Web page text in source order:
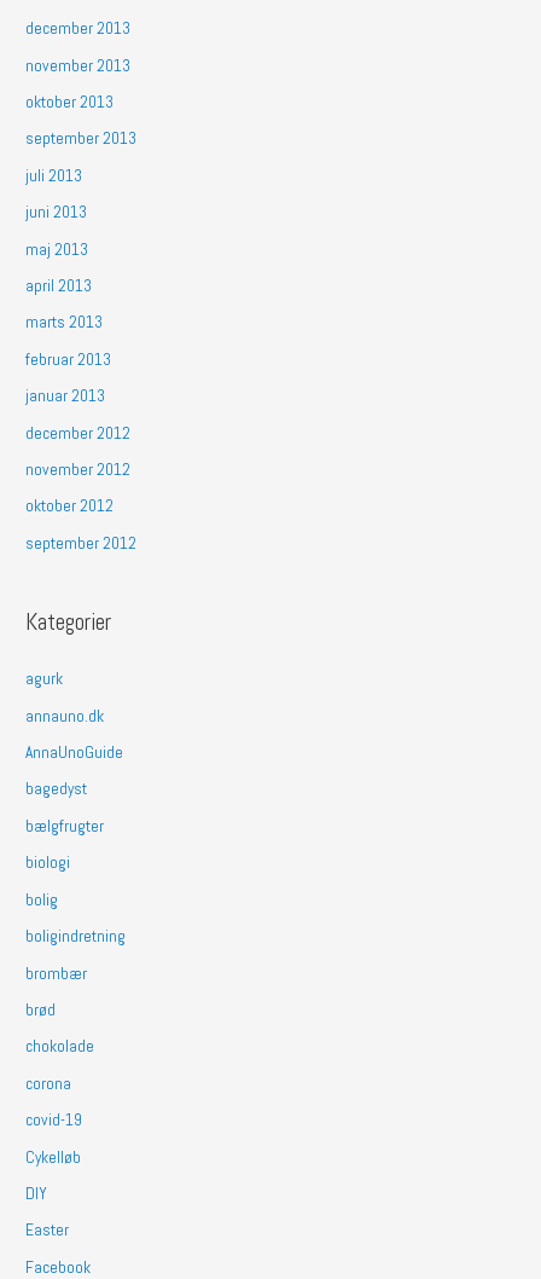
december 2013
november 2013
oktober 2013
september 2013
juli 2013
juni 2013
maj 2013
april 2013
marts 2013
februar 2013
januar 2013
december 2012
november 2012
oktober 2012
september 2012
Kategorier
agurk
annauno.dk
AnnaUnoGuide
bagedyst
bælgfrugter
biologi
bolig
boligindretning
brombær
brød
chokolade
corona
covid-19
Cykelløb
DIY
Easter
Facebook